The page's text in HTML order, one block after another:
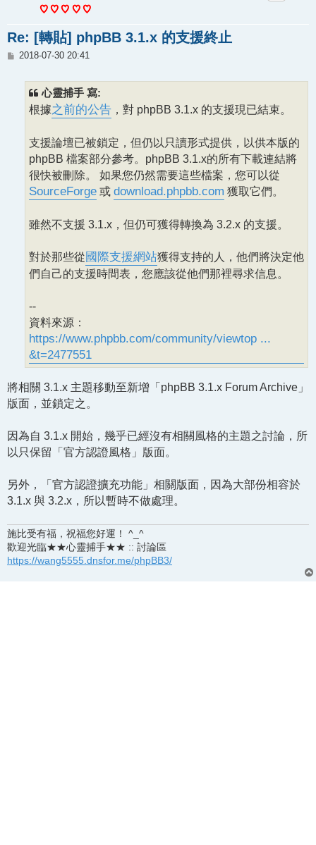
Re: [轉貼] phpBB 3.1.x 的支援終止
文
2018-07-30 20:41
心靈捕手 寫:
根據之前的公告 ，對 phpBB 3.1.x 的支援現已結束。
支援論壇已被鎖定，但仍以只讀形式提供，以供本版的
phpBB 檔案部分參考。phpBB 3.1.x的所有下載連結將
很快被刪除。 如果您仍然需要這些檔案，您可以從
SourceForge 或 download.phpbb.com 獲取它們。
雖然不支援 3.1.x，但仍可獲得轉換為 3.2.x 的支援。
對於那些從 國際支援網站獲得支持的人，他們將決定他
們自己的支援時間表，您應該從他們那裡尋求信息。
--
資料來源：
https://www.phpbb.com/community/viewtop ...
&t=2477551
將相關 3.1.x 主題移動至新增「phpBB 3.1.x Forum Archive」
版面，並鎖定之。
因為自 3.1.x 開始，幾乎已經沒有相關風格的主題之討論，所
以只保留「官方認證風格」版面。
另外，「官方認證擴充功能」相關版面，因為大部份相容於
3.1.x 與 3.2.x，所以暫時不做處理。
施比受有福，祝福您好運！ ^_^
歡迎光臨★★心靈捕手★★ :: 討論區
https://wang5555.dnsfor.me/phpBB3/